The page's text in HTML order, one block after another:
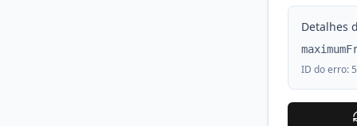
Detalhes
ID do erro: